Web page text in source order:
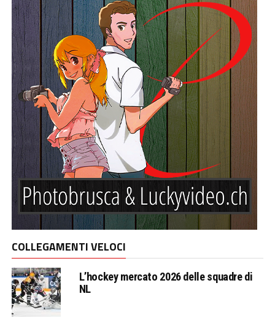
COLLEGAMENTI VELOCI
L’hockey mercato 2026 delle squadre di
NL